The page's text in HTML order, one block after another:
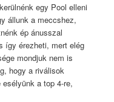
egy Pool elleni
állunk a meccshez,
ép ánusszal
így érezheti, mert elég
mondjuk nem is
hogy a riválisok
a top 4-re,